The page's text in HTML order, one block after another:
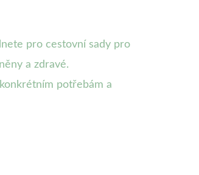
pro cestovní sady pro
a zdravé.
potřebám a